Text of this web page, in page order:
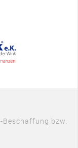
Beschaffung bzw.